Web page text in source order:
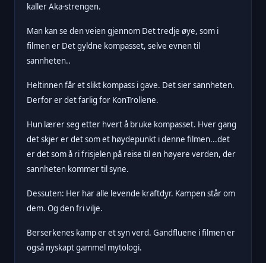
kaller Aka-strengen.
Man kan se den veien gjennom Det tredje øye, som i
filmen er Det gyldne kompasset, selve evnen til
sannheten..
Heltinnen får et slikt kompass i gave. Det sier sannheten.
Derfor er det farlig for KonTrollene.
Hun lærer seg etter hvert å bruke kompasset. Hver gang
det skjer er det som et høydepunkt i denne filmen...det
er det som å ri frisjelen på reise til en høyere verden, der
sannheten kommer til syne.
Dessuten: Her har alle levende kraftdyr. Kampen står om
dem. Og den fri vilje.
Berserkenes kamp er et syn verd. Gandfluene i filmen er
også nyskapt gammel mytologi.